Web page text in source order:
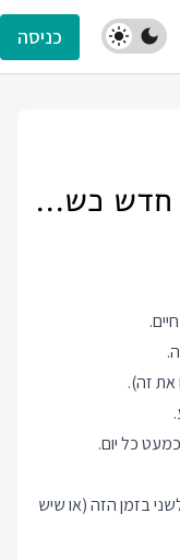
כניסה
חדש כש...
את זה).
כל יום.
בזמן הזה (או שיש